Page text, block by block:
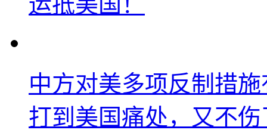
中方对美多项反制措
打到美国痛处，又不